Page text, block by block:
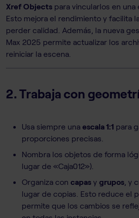
Xref Objects para vincularlos en una
Esto mejora el rendimiento y facilita
perder calidad. Además, la nueva
Max 2025 permite actualizar los
reiniciar la escena.
2. Trabaja con
Usa siempre una escala 1:1 para
proporciones precisas.
Nombra los objetos de forma
lugar de «Caja012»).
Organiza con capas y grupos , y
lugar de copias. Esto reduce el
permite que los cambios se